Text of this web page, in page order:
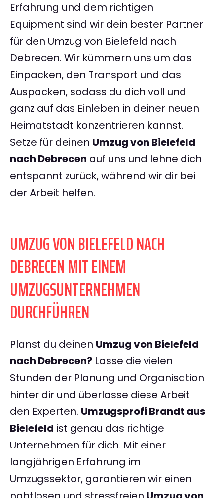
Erfahrung und dem richtigen
Equipment sind wir dein bester Partner
für den Umzug von Bielefeld nach
Debrecen. Wir kümmern uns um das
Einpacken, den Transport und das
Auspacken, sodass du dich voll und
ganz auf das Einleben in deiner neuen
Heimatstadt konzentrieren kannst.
Setze für deinen Umzug von Bielefeld
nach Debrecen auf uns und lehne dich
entspannt zurück, während wir dir bei
der Arbeit helfen.
UMZUG VON BIELEFELD NACH
DEBRECEN MIT EINEM
UMZUGSUNTERNEHMEN
DURCHFÜHREN
Planst du deinen Umzug von Bielefeld
nach Debrecen? Lasse die vielen
Stunden der Planung und Organisation
hinter dir und überlasse diese Arbeit
den Experten. Umzugsprofi Brandt aus
Bielefeld ist genau das richtige
Unternehmen für dich. Mit einer
langjährigen Erfahrung im
Umzugssektor, garantieren wir einen